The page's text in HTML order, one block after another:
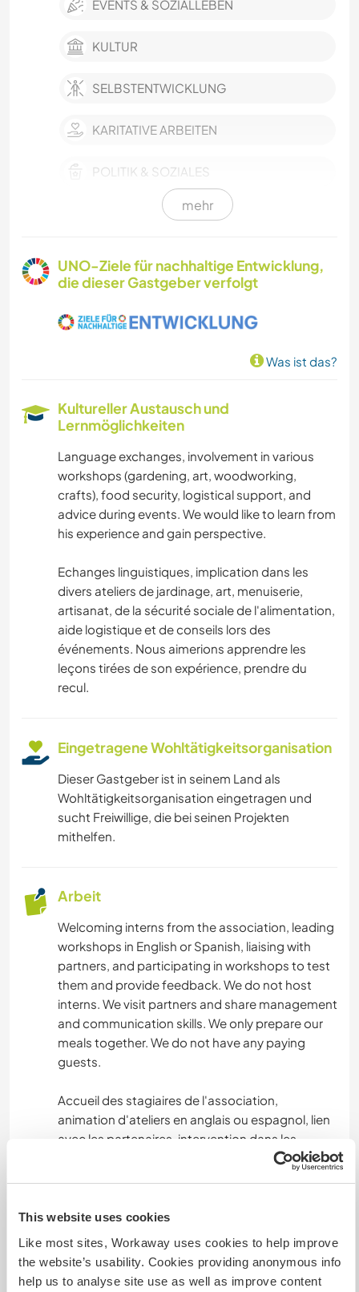
This website uses cookies
Like most sites, Workaway uses cookies to help improve
the website’s usability. Cookies providing anonymous info
help us to analyse site use as well as improve content
EVENTS & SOZIALLEBEN
KULTUR
SELBSTENTWICKLUNG
KARITATIVE ARBEITEN
POLITIK & SOZIALES
NACHHALTIGKEIT
KUNST & DESIGN
FOTOGRAFIE
BÜCHER
HEIMWERKEN & DIY
SCHREIBEN
MUSIK
ZEICHNEN & MALEN
DARSTELLENDE KÜNSTE
YOGA / WELLNESS
RADFAHREN
STRAND
NATUR
TANZEN
mehr
UNO-Ziele für nachhaltige Entwicklung,
die dieser Gastgeber verfolgt
Was ist das?
Kultureller Austausch und
Lernmöglichkeiten
Language exchanges, involvement in various
workshops (gardening, art, woodworking,
crafts), food security, logistical support, and
advice during events. We would like to learn from
his experience and gain perspective.
Echanges linguistiques, implication dans les
divers ateliers de jardinage, art, menuiserie,
artisanat, de la sécurité sociale de l'alimentation,
aide logistique et de conseils lors des
événements. Nous aimerions apprendre les
leçons tirées de son expérience, prendre du
recul.
Eingetragene Wohltätigkeitsorganisation
Dieser Gastgeber ist in seinem Land als
Wohltätigkeitsorganisation eingetragen und
sucht Freiwillige, die bei seinen Projekten
mithelfen.
Arbeit
Welcoming interns from the association, leading
workshops in English or Spanish, liaising with
partners, and participating in workshops to test
them and provide feedback. We do not host
interns. We visit partners and share management
and communication skills. We only prepare our
meals together. We do not have any paying
guests.
Accueil des stagiaires de l'association,
animation d'ateliers en anglais ou espagnol, lien
avec les partenaires, intervention dans les
ateliers pour les tester et donner leur avis. Nous
gestion et communication. Nous ne préparons
ensemble que nos repas. Nous n'avons pas
d'hôtes payants.